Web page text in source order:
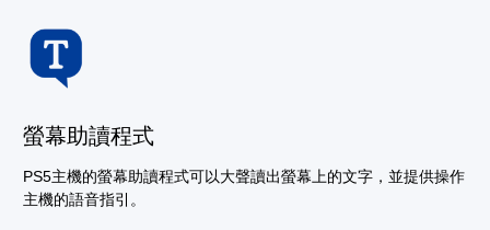
螢幕助讀程式
PS5主機的螢幕助讀程式可以大聲讀出螢幕上的文字，並提供操作
主機的語音指引。